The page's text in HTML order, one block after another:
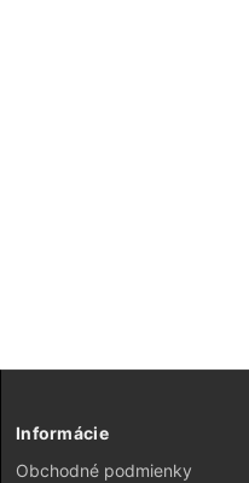
Informácie
Obchodné podmienky